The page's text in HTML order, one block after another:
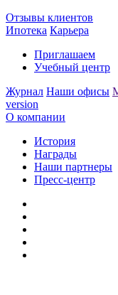
Отзывы клиентов
Ипотека Карьера
Приглашаем
Учебный центр
Журнал Наши офисы
version
О компании
История
Награды
Наши партнеры
Пресс-центр